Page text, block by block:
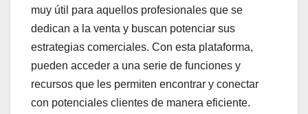
muy útil para aquellos profesionales que se
dedican a la venta y buscan potenciar sus
estrategias comerciales. Con esta plataforma,
pueden acceder a una serie de funciones y
recursos que les permiten encontrar y conectar
con potenciales clientes de manera eficiente.